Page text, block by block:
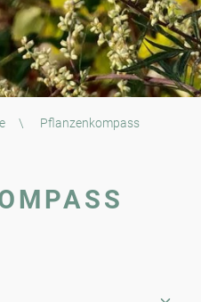
\ Pflanzenkompass